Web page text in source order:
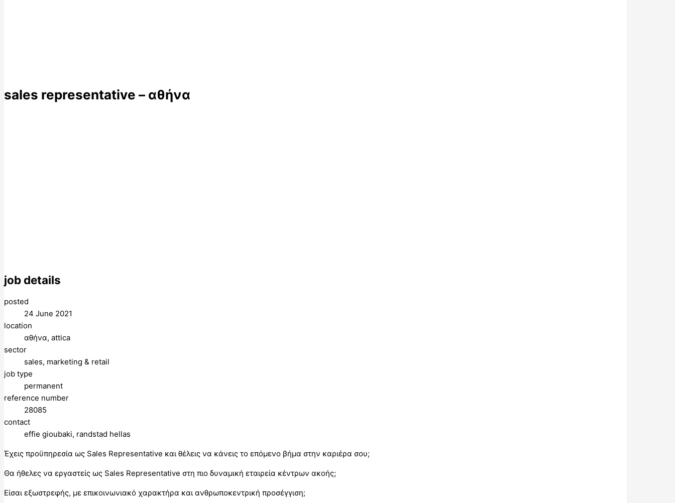
sales representative – αθήνα
job details
posted
24 June 2021
location
αθήνα, attica
sector
sales, marketing & retail
job type
permanent
reference number
28085
contact
effie gioubaki, randstad hellas
Έχεις προϋπηρεσία ως Sales Representative και θέλεις να κάνεις το επόμενο βήμα στην καριέρα σου;
Θα ήθελες να εργαστείς ως Sales Representative στη πιο δυναμική εταιρεία κέντρων ακοής;
Είσαι εξωστρεφής, με επικοινωνιακό χαρακτήρα και ανθρωποκεντρική προσέγγιση;